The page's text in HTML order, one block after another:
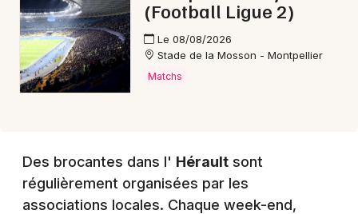
(Football Ligue 2)
Le 08/08/2026
Stade de la Mosson - Montpellier
Matchs
Des brocantes dans l' Hérault sont
régulièrement organisées par les
associations locales. Chaque week-end,